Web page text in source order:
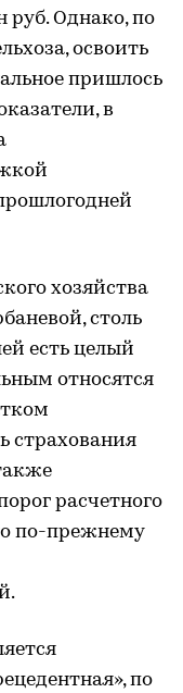
руб. Однако, по
освоить
пришлось
в
хозяйства
столь
есть целый
относятся
страхования
расчетного
по-прежнему
по